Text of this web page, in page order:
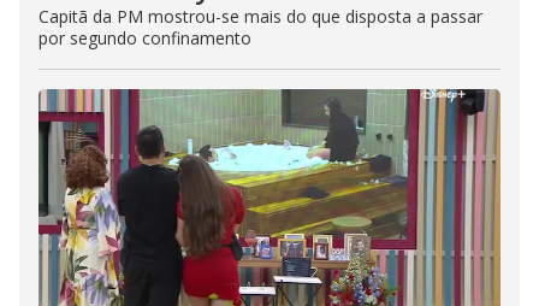
Capitã da PM mostrou-se mais do que disposta a passar
por segundo confinamento